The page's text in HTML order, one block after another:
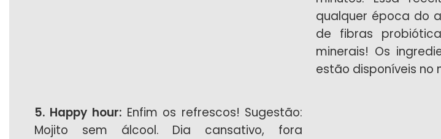
qualquer época do
de fibras
minerais! Os
estão disponíveis no
5. Happy hour: Enfim os refrescos! Sugestão:
Mojito sem álcool. Dia cansativo, fora